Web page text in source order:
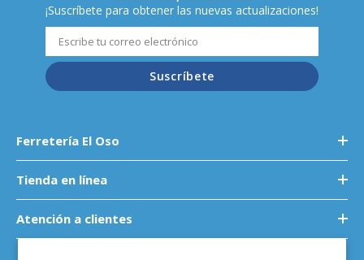
¡Suscríbete para obtener las nuevas actualizaciones!
Suscríbete
Ferretería El Oso
Tienda en línea
Atención a clientes